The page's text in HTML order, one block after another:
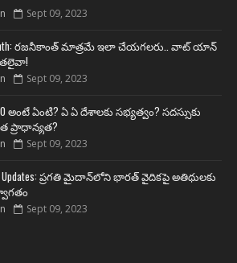
Sept 09, 2023
రజనీకాంత్ మాత్రమే ఇలా చేయగలరు.. వాట్ యాన్
Sept 09, 2023
అంటే ఏంటి? ఏ ఏ దేశాలకు సభ్యత్వం? సదస్సుకు
ప్రాధాన్యత?
Sept 09, 2023
Updates: ప్రగతి మైదాన్‌లోని భారత్ వైదికపై అతిథులకు
Sept 09, 2023